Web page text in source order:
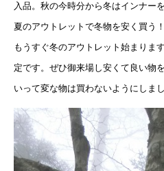
入品。秋の今時分から冬はインナー
夏のアウトレットで冬物を安く買う
もうすぐ冬のアウトレット始まりま
定です。ぜひ御来場し安くて良い物
いって変な物は買わないようにしまし